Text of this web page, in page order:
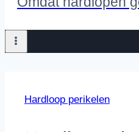
Hardloop perikelen